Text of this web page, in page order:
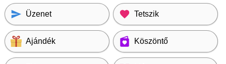
Üzenet Tetszik
Ajándék Köszöntő